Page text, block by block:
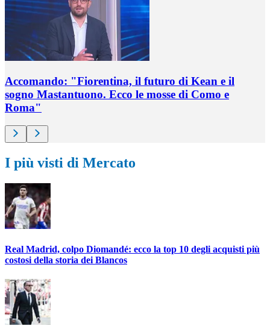
Accomando: "Fiorentina, il futuro di Kean e il
sogno Mastantuono. Ecco le mosse di Como e
Roma"
I più visti di Mercato
Real Madrid, colpo Diomandé: ecco la top 10 degli acquisti più
costosi della storia dei Blancos